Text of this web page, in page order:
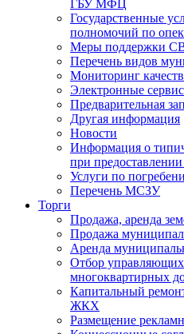
ГБУ МФЦ
Государственные
полномочий по
Меры поддержки
Перечень видов
Мониторинг
Электронные
Предварительная
Другая информация
Новости
Информация о
при
Услуги по
Перечень МСЗУ
Торги
Продажа, аренда
Продажа
Аренда
Отбор
многоквартирных
Капитальный
ЖКХ
Размещение